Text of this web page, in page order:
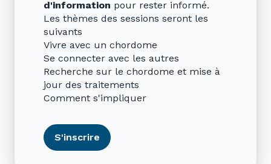
d'information pour rester informé.
Les thèmes des sessions seront les
suivants
Vivre avec un chordome
Se connecter avec les autres
Recherche sur le chordome et mise à
jour des traitements
Comment s'impliquer
S'inscrire